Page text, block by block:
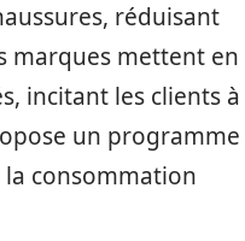
réduisant
marques mettent en
incitant les clients à
un programme
la consommation